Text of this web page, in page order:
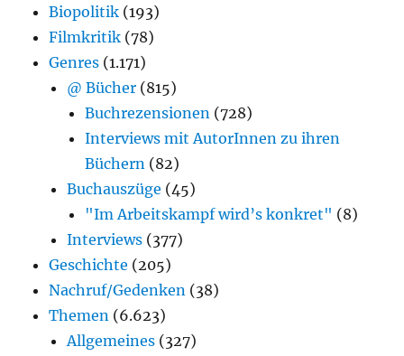
Biopolitik (193)
Filmkritik (78)
Genres (1.171)
@ Bücher (815)
Buchrezensionen (728)
Interviews mit AutorInnen zu ihren
Büchern (82)
Buchauszüge (45)
"Im Arbeitskampf wird’s konkret" (8)
Interviews (377)
Geschichte (205)
Nachruf/Gedenken (38)
Themen (6.623)
Allgemeines (327)